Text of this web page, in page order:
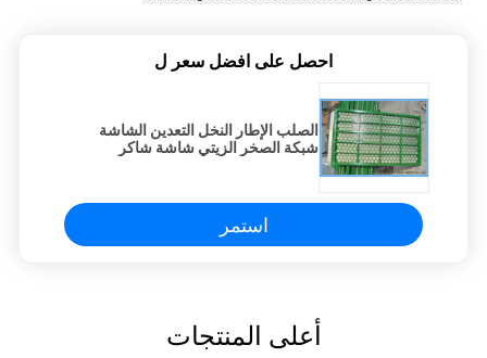
احصل على افضل سعر ل
الصلب الإطار النخل التعدين الشاشة
شبكة الصخر الزيتي شاشة شاكر
استمر
أعلى المنتجات